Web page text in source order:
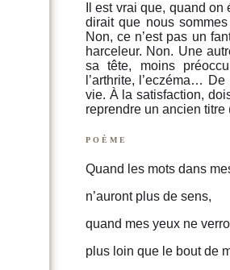
Il est vrai que, quand
dirait que nous
Non, ce n’est pas un
harceleur. Non. Une
sa tête, moins
l’arthrite, l’eczéma…
vie. À la satisfaction,
reprendre un ancien titre
poème
Quand les mots dans
n’auront plus de sens,
quand mes yeux ne
plus loin que le bout de